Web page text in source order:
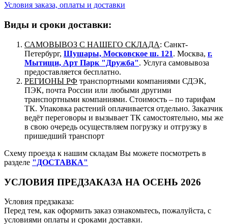
Условия заказа, оплаты и доставки
Виды и сроки доставки:
САМОВЫВОЗ С НАШЕГО СКЛАДА: Санкт-
Петербург, Шушары, Московское ш. 121. Москва, г.
Мытищи, Арт Парк "Дружба". Услуга самовывоза
предоставляется бесплатно.
РЕГИОНЫ РФ транспортными компаниями СДЭК,
ПЭК, почта России или любыми другими
транспортными компаниями. Стоимость – по тарифам
ТК. Упаковка растений оплачивается отдельно. Заказчик
ведёт переговоры и вызывает ТК самостоятельно, мы же
в свою очередь осуществляем погрузку и отгрузку в
пришедший транспорт
Схему проезда к нашим складам Вы можете посмотреть в
разделе "ДОСТАВКА"
УСЛОВИЯ ПРЕДЗАКАЗА НА ОСЕНЬ 2026
Условия предзаказа:
Перед тем, как оформить заказ ознакомьтесь, пожалуйста, с
условиями оплаты и сроками доставки.